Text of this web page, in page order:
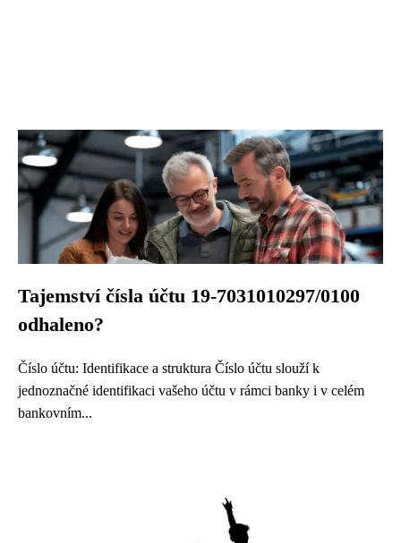
Tajemství čísla účtu 19-7031010297/0100
odhaleno?
Číslo účtu: Identifikace a struktura Číslo účtu slouží k
jednoznačné identifikaci vašeho účtu v rámci banky i v celém
bankovním...